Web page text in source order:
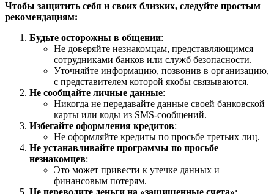
Чтобы защитить себя и своих близких, следуйте простым
рекомендациям:
Будьте осторожны в общении:
Не доверяйте незнакомцам, представляющимся
сотрудниками банков или служб безопасности.
Уточняйте информацию, позвонив в организацию,
с представителем которой якобы связываются.
Не сообщайте личные данные:
Никогда не передавайте данные своей банковской
карты или коды из SMS-сообщений.
Избегайте оформления кредитов:
Не оформляйте кредиты по просьбе третьих лиц.
Не устанавливайте программы по просьбе
незнакомцев:
Это может привести к утечке данных и
финансовым потерям.